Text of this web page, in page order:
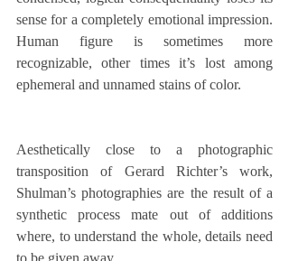
sense for a completely emotional impression.
Human figure is sometimes more
recognizable, other times it’s lost among
ephemeral and unnamed stains of color.
Aesthetically close to a photographic
transposition of Gerard Richter’s work,
Shulman’s photographies are the result of a
synthetic process mate out of additions
where, to understand the whole, details need
to be given away.